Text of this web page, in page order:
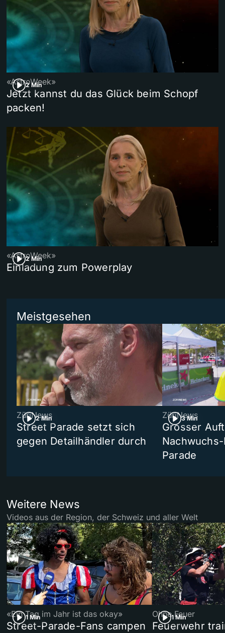
2 Min
«AstroWeek»
Jetzt kannst du das Glück beim Schopf
packen!
2 Min
«AstroWeek»
Einladung zum Powerplay
Meistgesehen
2 Min
ZüriNews
Street Parade setzt sich
gegen Detailhändler durch
3 Min
ZüriNews
Grosser
Parade
Weitere News
Videos aus der Region, der Schweiz und aller Welt
1 Min
«Ein Tag im Jahr ist das okay»
Street-Parade-Fans campen
1 Min
Ohne Feuer
Feuerwehr